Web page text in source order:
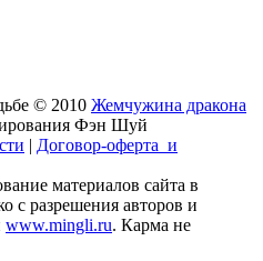
© 2010 Жемчужина дракона
Фэн Шуй
| Договор-оферта и
материалов сайта в
с разрешения авторов и
www.mingli.ru. Карма не